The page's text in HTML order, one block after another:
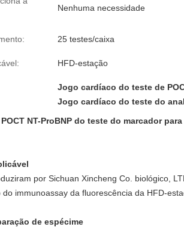
Nenhuma necessidade
25 testes/caixa
HFD-estação
Jogo cardíaco do teste de
Jogo cardíaco do teste do
NT-ProBNP do teste do marcador
por Sichuan Xincheng Co. biológico,
immunoassay da fluorescência da HFD-
de espécime